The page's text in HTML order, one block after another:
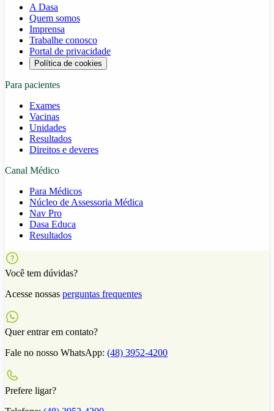
A Dasa
Quem somos
Imprensa
Trabalhe conosco
Portal de privacidade
Política de cookies
Para pacientes
Exames
Vacinas
Unidades
Resultados
Direitos e deveres
Canal Médico
Para Médicos
Núcleo de Assessoria Médica
Nav Pro
Dasa Educa
Resultados
Você tem dúvidas?
Acesse nossas perguntas frequentes
Quer entrar em contato?
Fale no nosso WhatsApp: (48) 3952-4200
Prefere ligar?